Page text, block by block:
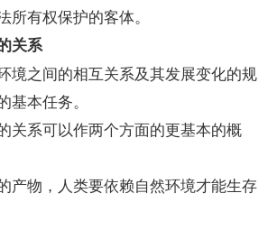
所有权保护的客体。
关系
之间的相互关系及其发展变化的规
本任务。
系可以作两个方面的更基本的概
物，人类要依赖自然环境才能生存